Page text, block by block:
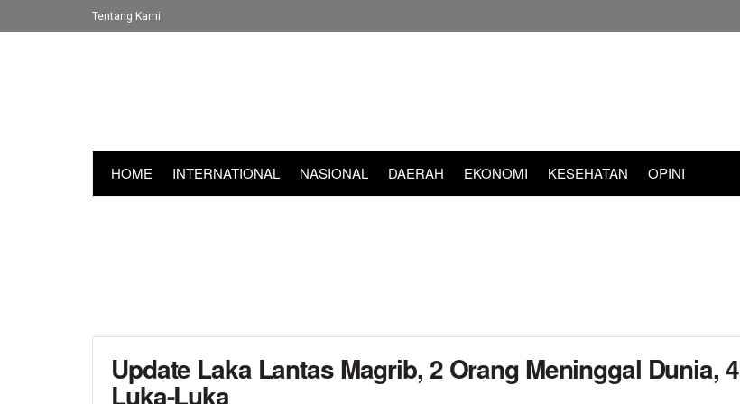
Tentang Kami
HOME INTERNATIONAL NASIONAL DAERAH EKONOMI KESEHATAN OPINI
Update Laka Lantas Magrib, 2 Orang Meninggal Dunia, 4
Luka-Luka